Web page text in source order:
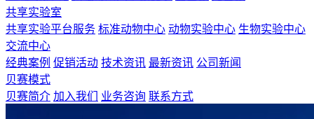
共享实验室
共享实验平台服务 标准动物中心 动物实验中心 生物实验中心
交流中心
经典案例 促销活动 技术资讯 最新资讯 公司新闻
贝赛模式
贝赛简介 加入我们 业务咨询 联系方式